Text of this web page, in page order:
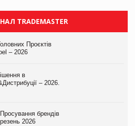
TRADEMASTER
Проєктів
– 2026
в
– 2026.
брендів
2026